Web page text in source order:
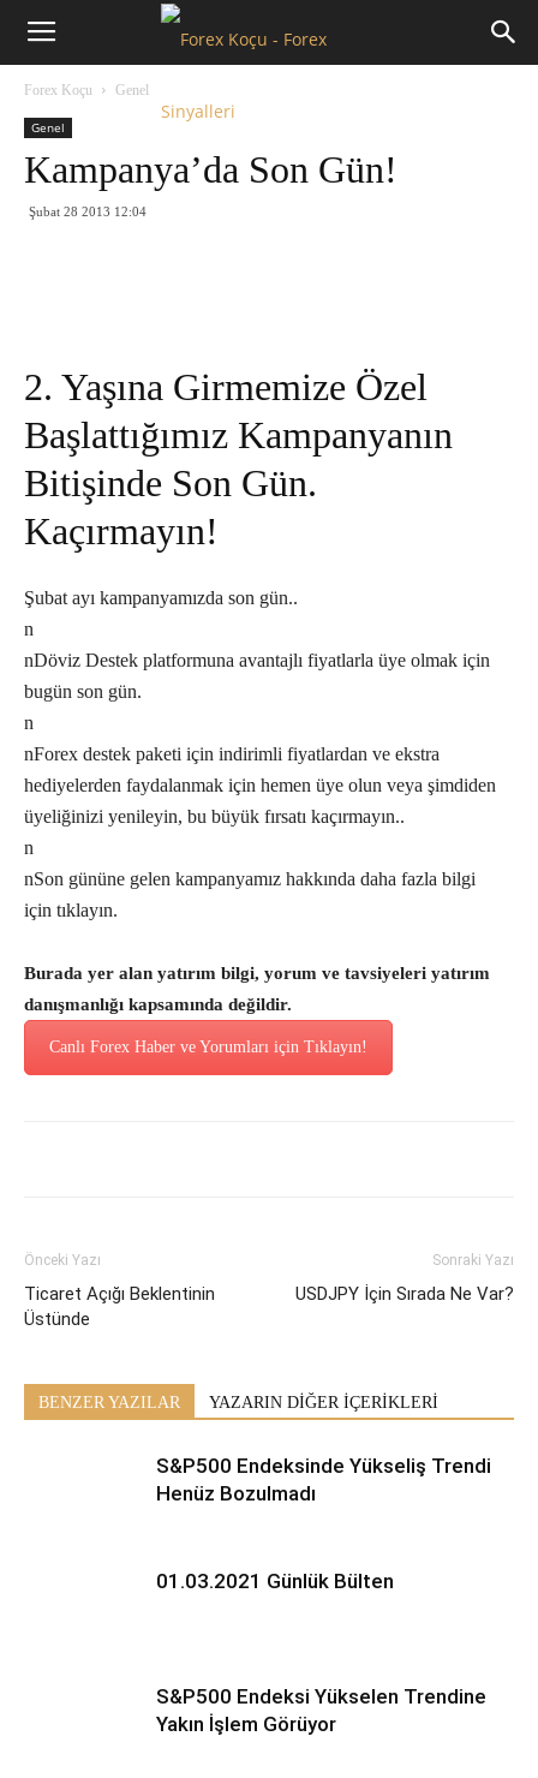
Forex
Forex Koçu Genel
Genel
Kampanya’da Son Gün!
Şubat 28 2013 12:04
2. Yaşına Girmemize Özel
Başlattığımız Kampanyanın
Bitişinde Son Gün.
Kaçırmayın!
Şubat ayı kampanyamızda son gün..
n
nDöviz Destek platformuna avantajlı fiyatlarla üye olmak için
bugün son gün.
n
nForex destek paketi için indirimli fiyatlardan ve ekstra
hediyelerden faydalanmak için hemen üye olun veya şimdiden
üyeliğinizi yenileyin, bu büyük fırsatı kaçırmayın..
n
nSon gününe gelen kampanyamız hakkında daha fazla bilgi
için tıklayın.
Burada yer alan yatırım bilgi, yorum ve tavsiyeleri yatırım
danışmanlığı kapsamında değildir.
Canlı Forex Haber ve Yorumları için Tıklayın!
Önceki Yazı
Ticaret Açığı Beklentinin
Üstünde
Sonraki Yazı
USDJPY İçin Sırada Ne Var?
BENZER YAZILAR YAZARIN DİĞER İÇERİKLERİ
S&P500 Endeksinde Yükseliş Trendi
Henüz Bozulmadı
01.03.2021 Günlük Bülten
S&P500 Endeksi Yükselen Trendine
Yakın İşlem Görüyor